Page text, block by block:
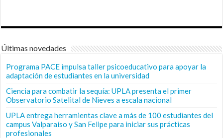
Últimas novedades
Programa PACE impulsa taller psicoeducativo para apoyar la
adaptación de estudiantes en la universidad
Ciencia para combatir la sequía: UPLA presenta el primer
Observatorio Satelital de Nieves a escala nacional
UPLA entrega herramientas clave a más de 100 estudiantes del
campus Valparaíso y San Felipe para iniciar sus prácticas
profesionales